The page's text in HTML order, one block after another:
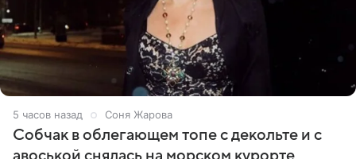
5 часов назад Соня Жарова
Собчак в облегающем топе с декольте и с